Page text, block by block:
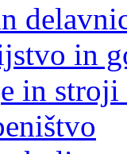
in
in stroji